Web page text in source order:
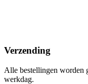
Verzending
Alle bestellingen worden
werkdag.